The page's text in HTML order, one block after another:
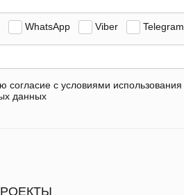
WhatsApp Viber Telegram
согласие с условиями использования
данных